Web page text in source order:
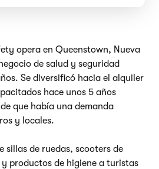
opera en Queenstown, Nueva
de salud y seguridad
Se diversificó hacia el alquiler
hace unos 5 años
que había una demanda
y locales.
sillas de ruedas, scooters de
productos de higiene a turistas